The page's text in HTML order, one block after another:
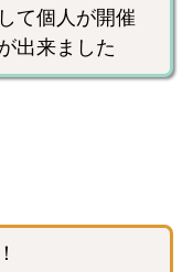
て個人が開催
出来ました